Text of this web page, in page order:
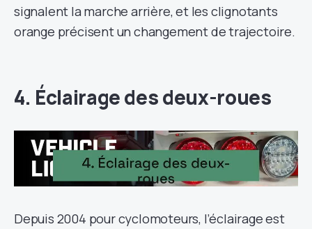
signalent la marche arrière, et les clignotants
orange précisent un changement de trajectoire.
4. Éclairage des deux-roues
Depuis 2004 pour cyclomoteurs, l’éclairage est